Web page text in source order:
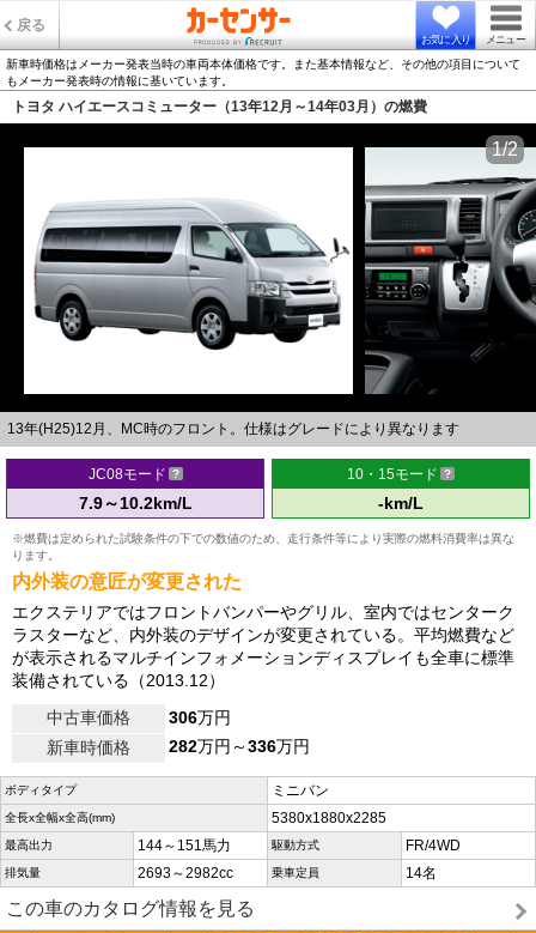
戻る
お気に入り メニュー
新車時価格はメーカー発表当時の車両本体価格です。また基本情報など、その他の項目について
もメーカー発表時の情報に基いています。
トヨタ ハイエースコミューター（13年12月～14年03月）の燃費
13年(H25)12月、MC時のフロント。仕様はグレードにより異なります
1/2
JC08モード
7.9～10.2km/L
10・15モード
-km/L
※燃費は定められた試験条件の下での数値のため、走行条件等により実際の燃料消費率は異な
ります。
内外装の意匠が変更された
エクステリアではフロントバンパーやグリル、室内ではセンターク
ラスターなど、内外装のデザインが変更されている。平均燃費など
が表示されるマルチインフォメーションディスプレイも全車に標準
装備されている（2013.12）
中古車価格
306万円
新車時価格
282万円～336万円
ボディタイプ ミニバン
全長x全幅x全高(mm) 5380x1880x2285
最高出力 144～151馬力 駆動方式 FR/4WD
排気量 2693～2982cc 乗車定員 14名
この車のカタログ情報を見る